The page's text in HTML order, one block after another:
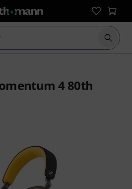
Suche
4 80th
Sternen aus 16 Kundenbewertungen